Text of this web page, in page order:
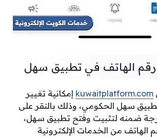
رقم الهاتف في تطبيق سهل
kuwaitplatform.com إمكانية تغيير
سهل الحكومي، وذلك بالنقر على
ضمنه لتثبيت وفتح تطبيق سهل،
من الخدمات الإلكترونية